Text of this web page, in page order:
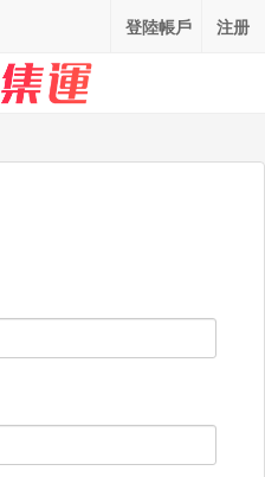
登陸帳戶 注册